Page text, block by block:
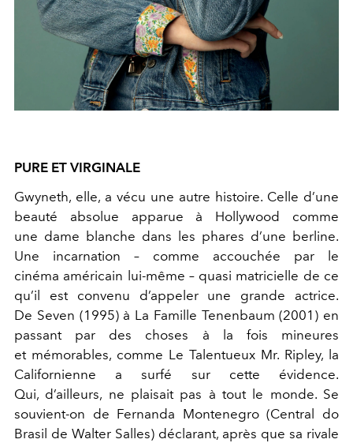
PURE ET VIRGINALE
Gwyneth, elle, a vécu une autre histoire. Celle d’une
beauté absolue apparue à Hollywood comme
une dame blanche dans les phares d’une berline.
Une incarnation – comme accouchée par le
cinéma américain lui-même – quasi matricielle de ce
qu’il est convenu d’appeler une grande actrice.
De Seven (1995) à La Famille Tenenbaum (2001) en
passant par des choses à la fois mineures
et mémorables, comme Le Talentueux Mr. Ripley, la
Californienne a surfé sur cette évidence.
Qui, d’ailleurs, ne plaisait pas à tout le monde. Se
souvient-on de Fernanda Montenegro (Central do
Brasil de Walter Salles) déclarant, après que sa rivale